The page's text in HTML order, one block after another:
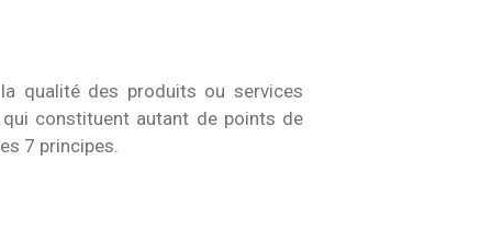
qualité des produits ou services
constituent autant de points de
7 principes.